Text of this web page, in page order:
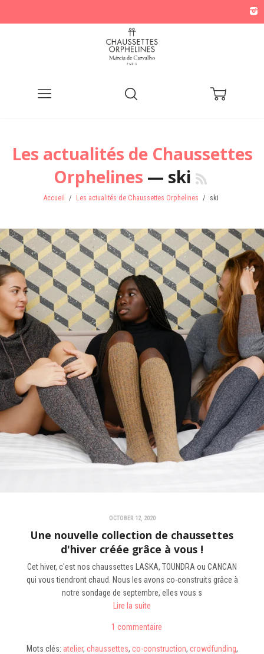
Les actualités de Chaussettes
Orphelines — ski
Accueil / Les actualités de Chaussettes Orphelines / ski
OCTOBER 12, 2020
Une nouvelle collection de chaussettes
d'hiver créée grâce à vous !
Cet hiver, c'est nos chaussettes LASKA, TOUNDRA ou CANCAN
qui vous tiendront chaud. Nous les avons co-construits grâce à
notre sondage de septembre, elles vous s
Lire la suite
1 commentaire
Mots clés: atelier, chaussettes, co-construction, crowdfunding,